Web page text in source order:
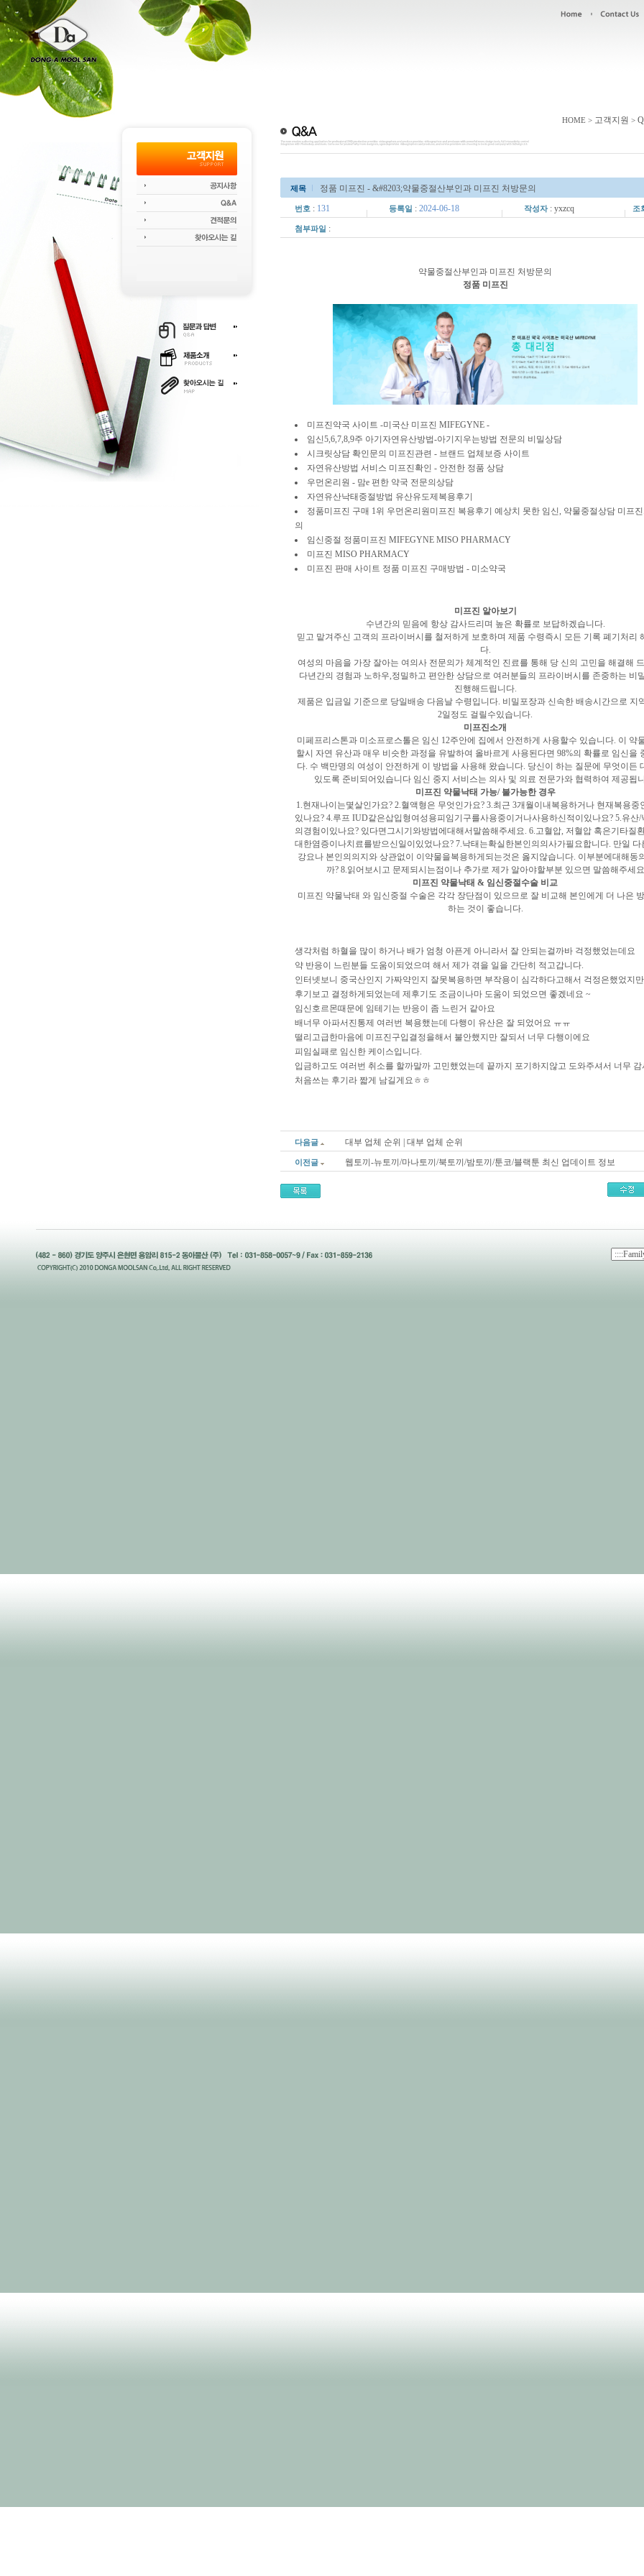
HOME > 고객지원 >
제목 정품 미프진 - &#8203;약물중절산부인과 미프진 처방문의
번호 : 131 등록일 : 2024-06-18 작성자 : yxzcq 조
첨부파일 :
​약물중절산부인과 미프진 처방문의
정품 미프진
미프진약국 사이트 -미국산 미프진 MIFEGYNE -
임신5,6,7,8,9주 아기자연유산방법-아기지우는방법 전문의 비밀상담
시크릿상담 확인문의 미프진관련 - 브랜드 업체보증 사이트
자연유산방법 서비스 미프진확인 - 안전한 정품 상담
우먼온리원 - 맘e 편한 약국 전문의상담
자연유산낙태중절방법 유산유도제복용후기
정품미프진 구매 1위 우먼온리원미프진 복용후기 예상치 못한 임신, 약물중절상담 미프
의
임신중절 정품미프진 MIFEGYNE MISO PHARMACY
미프진 MISO PHARMACY
미프진 판매 사이트 정품 미프진 구매방법 - 미소약국
미프진 알아보기
수년간의 믿음에 항상 감사드리며 높은 확률로 보답하겠습니다.
믿고 맡겨주신 고객의 프라이버시를 철저하게 보호하며 제품 수령즉시 모든 기록 폐기처리
다.
여성의 마음을 가장 잘아는 여의사 전문의가 체계적인 진료를 통해 당 신의 고민을 해결해
다년간의 경험과 노하우,정밀하고 편안한 상담으로 여러분들의 프라이버시를 존중하는 비
진행해드립니다.
제품은 입금일 기준으로 당일배송 다음날 수령입니다. 비밀포장과 신속한 배송시간으로 지
2일정도 걸릴수있습니다.
미프진소개
미페프리스톤과 미소프로스톨은 임신 12주안에 집에서 안전하게 사용할수 있습니다. 이 약
할시 자연 유산과 매우 비슷한 과정을 유발하여 올바르게 사용된다면 98%의 확률로 임신을
다. 수 백만명의 여성이 안전하게 이 방법을 사용해 왔습니다. 당신이 하는 질문에 무엇이든
있도록 준비되어있습니다 임신 중지 서비스는 의사 및 의료 전문가와 협력하여 제공됩
미프진 약물낙태 가능/ 불가능한 경우
1.현재나이는몇살인가요? 2.혈액형은 무엇인가요? 3.최근 3개월이내복용하거나 현재복용중
있나요? 4.루프 IUD같은삽입형여성용피임기구를사용중이거나사용하신적이있나요? 5.유산/
의경험이있나요? 있다면그시기와방법에대해서말씀해주세요. 6.고혈압, 저혈압 혹은기타질
대한염증이나치료를받으신일이있었나요? 7.낙태는확실한본인의의사가필요합니다. 만일 다
강요나 본인의의지와 상관없이 이약물을복용하게되는것은 옳지않습니다. 이부분에대해동
까? 8.읽어보시고 문제되시는점이나 추가로 제가 알아야할부분 있으면 말씀해주세요
미프진 약물낙태 & 임신중절수술 비교
미프진 약물낙태 와 임신중절 수술은 각각 장단점이 있으므로 잘 비교해 본인에게 더 나은
하는 것이 좋습니다.
생각처럼 하혈을 많이 하거나 배가 엄청 아픈게 아니라서 잘 안되는걸까바 걱정했었는데요
약 반응이 느린분들 도움이되었으며 해서 제가 겪을 일을 간단히 적고갑니다.
인터넷보니 중국산인지 가짜약인지 잘못복용하면 부작용이 심각하다고해서 걱정은했었지만..
후기보고 결정하게되었는데 제후기도 조금이나마 도움이 되었으면 좋겠네요 ~
임신호르몬때문에 임테기는 반응이 좀 느린거 같아요
배너무 아파서진통제 여러번 복용했는데 다행이 유산은 잘 되었어요 ㅠㅠ
떨리고급한마음에 미프진구입결정을해서 불안했지만 잘되서 너무 다행이에요
피임실패로 임신한 케이스입니다.
입금하고도 여러번 취소를 할까말까 고민했었는데 끝까지 포기하지않고 도와주셔서 너무 감
처음쓰는 후기라 짧게 남길게요ㅎㅎ
다음글 대부 업체 순위 | 대부 업체 순위
이전글 웹토끼-뉴토끼/마나토끼/북토끼/밤토끼/툰코/블랙툰 최신 업데이트 정보